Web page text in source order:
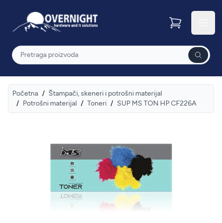
Overnight
Pretraga
Početna / Štampači, skeneri i potrošni materijal
/ Potrošni materijal / Toneri / SUP MS TON HP CF226A